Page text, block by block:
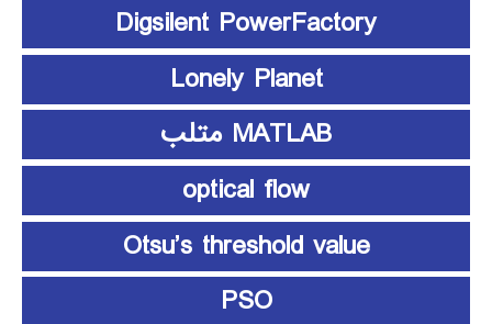
Digsilent PowerFactory
Lonely Planet
MATLAB متلب
optical flow
Otsu’s threshold value
PSO